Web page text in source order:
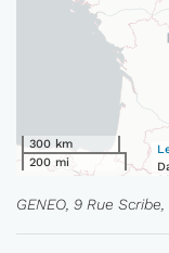
300 km
200 mi
GENEO, 9 Rue